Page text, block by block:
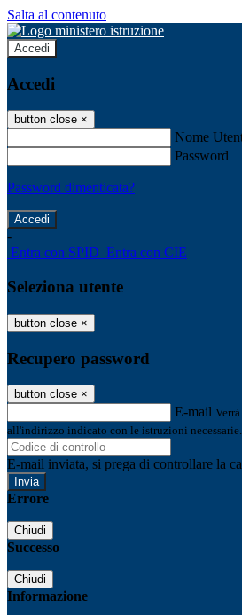
Salta al contenuto
Accedi
Accedi
button close ×
Nome
Password
Password dimenticata?
-
Entra con SPID Entra con CIE
Seleziona utente
button close ×
Recupero password
button close ×
E-mail
all'indirizzo indicato con le istruzioni necessarie.
E-mail inviata, si prega di controllare la
Errore
Chiudi
Successo
Chiudi
Informazione